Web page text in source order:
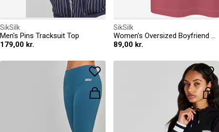
SikSilk
Men's Pins Tracksuit Top
179,00 kr.
SikSilk
Women's Oversized Boyfriend T-Shirt
89,00 kr.